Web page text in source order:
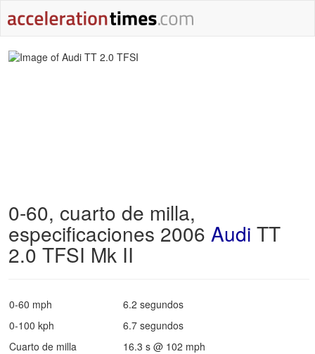
0-60, cuarto de milla,
especificaciones 2006 Audi TT
2.0 TFSI Mk II
0-60 mph
6.2 segundos
0-100 kph
6.7 segundos
Cuarto de milla
16.3 s @ 102 mph